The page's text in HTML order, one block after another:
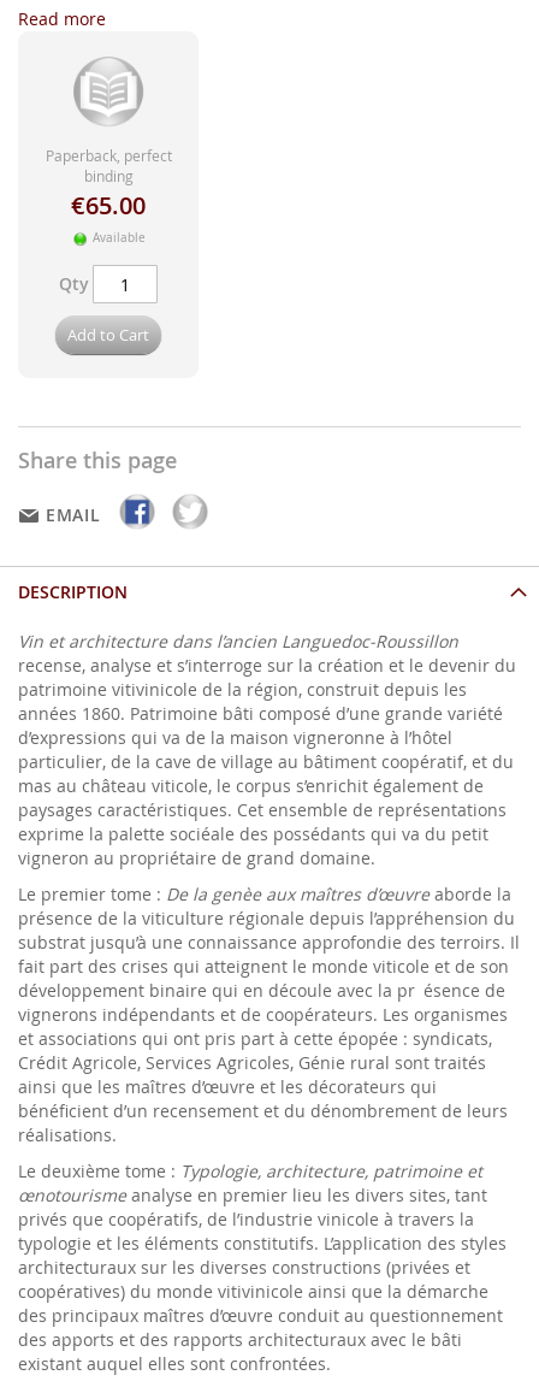
Read more
Paperback, perfect
binding
€65.00
Available
Qty
Add to Cart
Share this page
EMAIL
DESCRIPTION
Vin et architecture dans l’ancien Languedoc-Roussillon
recense, analyse et s’interroge sur la création et le devenir du
patrimoine vitivinicole de la région, construit depuis les
années 1860. Patrimoine bâti composé d’une grande variété
d’expressions qui va de la maison vigneronne à l’hôtel
particulier, de la cave de village au bâtiment coopératif, et du
mas au château viticole, le corpus s’enrichit également de
paysages caractéristiques. Cet ensemble de représentations
exprime la palette sociéale des possédants qui va du petit
vigneron au propriétaire de grand domaine.
Le premier tome : De la genèe aux maîtres d’œuvreaborde la
présence de la viticulture régionale depuis l’appréhension du
substrat jusqu’à une connaissance approfondie des terroirs. Il
fait part des crises qui atteignent le monde viticole et de son
développement binaire qui en découle avec la pr ésence de
vignerons indépendants et de coopérateurs. Les organismes
et associations qui ont pris part à cette épopée : syndicats,
Crédit Agricole, Services Agricoles, Génie rural sont traités
ainsi que les maîtres d’œuvre et les décorateurs qui
bénéficient d’un recensement et du dénombrement de leurs
réalisations.
Le deuxième tome : Typologie, architecture, patrimoine et
œnotourismeanalyse en premier lieu les divers sites, tant
privés que coopératifs, de l’industrie vinicole à travers la
typologie et les éléments constitutifs. L’application des styles
architecturaux sur les diverses constructions (privées et
coopératives) du monde vitivinicole ainsi que la démarche
des principaux maîtres d’œuvre conduit au questionnement
des apports et des rapports architecturaux avec le bâti
existant auquel elles sont confrontées.